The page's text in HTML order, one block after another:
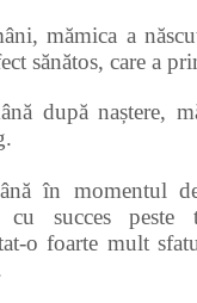
mămica a
sănătos, care a
după naștere,
în momentul
cu succes peste
o foarte mult